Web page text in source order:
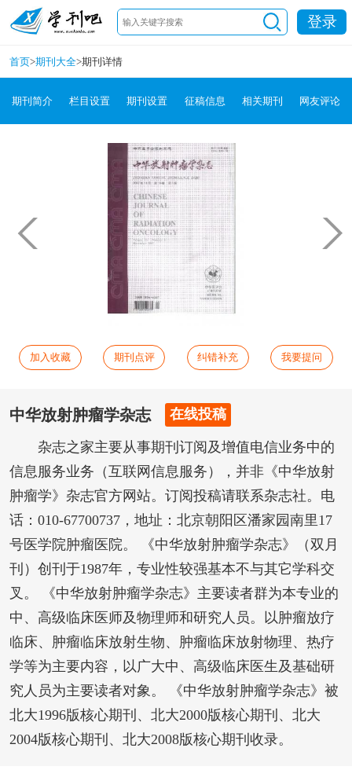
登录
首页>期刊大全>期刊详情
期刊简介 栏目设置 期刊设置 征稿信息 相关期刊 网友评论
加入收藏 期刊点评 纠错补充 我要提问
中华放射肿瘤学杂志 在线投稿
杂志之家主要从事期刊订阅及增值电信业务中的
信息服务业务（互联网信息服务），并非《中华放射
肿瘤学》杂志官方网站。订阅投稿请联系杂志社。电
话：010-67700737，地址：北京朝阳区潘家园南里17
号医学院肿瘤医院。 《中华放射肿瘤学杂志》（双月
刊）创刊于1987年，专业性较强基本不与其它学科交
叉。 《中华放射肿瘤学杂志》主要读者群为本专业的
中、高级临床医师及物理师和研究人员。以肿瘤放疗
临床、肿瘤临床放射生物、肿瘤临床放射物理、热疗
学等为主要内容，以广大中、高级临床医生及基础研
究人员为主要读者对象。 《中华放射肿瘤学杂志》被
北大1996版核心期刊、北大2000版核心期刊、北大
2004版核心期刊、北大2008版核心期刊收录。